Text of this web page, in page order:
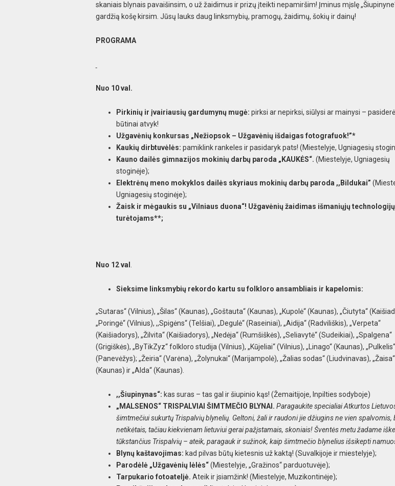
skaniais blynais pavaišinsim, o už žaidimus ir prizų įteikti nepamiršim! Įminus mįslę
gardžią košę kirsim. Jūsų lauks daug linksmybių, pramogų, žaidimų, šokių ir dainų!
PROGRAMA
Nuo 10 val.
Pirkinių ir įvairiausių gardumynų mugė: pirksi ar nepirksi, siūlysi ar mainysi –
būtinai atvyk!
Užgavėnių konkursas „Nežiopsok – Užgavėnių išdaigas fotografuok!”*
Kaukių dirbtuvėlės: pamiklink rankeles ir pasidaryk pats! (Miestelyje, Ugniagesių
Kauno dailės gimnazijos mokinių darbų paroda „KAUKĖS“. (Miestelyje, Ugniagesių
stoginėje);
Elektrėnų meno mokyklos dailės skyriaus mokinių darbų paroda ,,Bildukai”
Ugniagesių stoginėje);
Žaisk ir mėgaukis su „Vilniaus duona“! Užgavėnių žaidimas išmaniųjų technologijų
turėtojams**;
Nuo 12 val
Sieksime linksmybių rekordo kartu su folkloro ansambliais ir kapelomis:
„Sutaras“ (Vilnius), „Šilas“ (Kaunas), „Goštauta“ (Kaunas), „Kupolė“ (Kaunas), „Čiutyta“
„Poringė“ (Vilnius), ,,Spigėns“ (Telšiai), „Degulė“ (Raseiniai), „Aidija“ (Radviliškis), „Verpeta“
(Kaišiadorys), „Žilvita“ (Kaišiadorys), „Nedėja“ (Rumšiškės), „Seliavytė“ (Sudeikiai), „Spalgena“
(Grigiškės), „ByTikZyz“ folkloro studija (Vilnius), „Kūjeliai“ (Vilnius), „Linago“ (Kaunas), „Pulkelis“
(Panevėžys); „Žeiria“ (Varėna), „Žolynukai“ (Marijampolė), „Žalias sodas“ (Liudvinavas), „Žaisa“
(Kaunas) ir „Alda“ (Kaunas).
,,Šiupinynas“: kas suras – tas gal ir šiupinio kąs! (Žemaitijoje, Inpilties sodyboje)
„MALSENOS“ TRISPALVIAI ŠIMTMEČIO BLYNAI. Paragaukite specialiai Atkurtos
šimtmečiui sukurtų Trispalvių blynelių. Geltoni, žali ir raudoni jie džiugins ne vien spalvomis,
netikėtais, tačiau kiekvienam lietuviui gerai pažįstamais, skoniais! Šventės metu žadame
tūkstančius Trispalvių – ateik, paragauk ir sužinok, kaip šimtmečio blynelius išsikepti
Blynų kaštavojimas: kad pilvas būtų kietesnis už kaktą! (Suvalkijoje ir miestelyje);
Parodėlė „Užgavėnių lėlės“(Miestelyje, „Gražinos“ parduotuvėje);
Tarpukario fotoateljė. Ateik ir įsiamžink! (Miestelyje, Muzikontinėje);